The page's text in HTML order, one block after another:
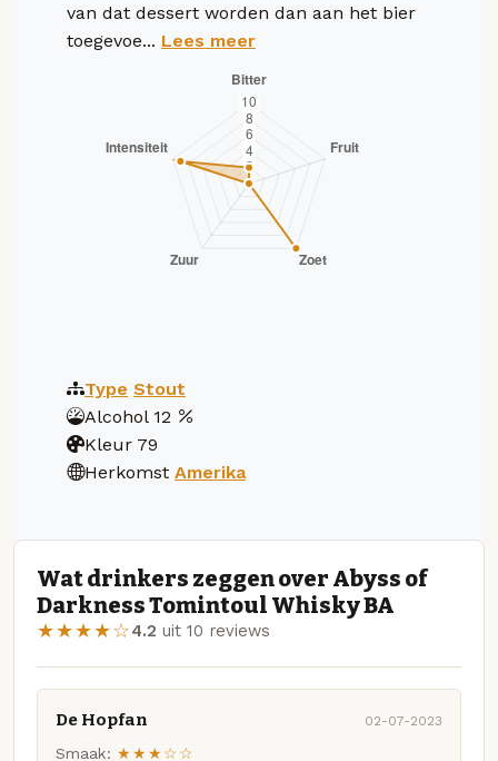
van dat dessert worden dan aan het bier
toegevoe... Lees meer
Type Stout
Alcohol 12
Kleur 79
Herkomst Amerika
Wat drinkers zeggen over Abyss of
Darkness Tomintoul Whisky BA
★★★★☆4.2 uit 10 reviews
De Hopfan 02-07-2023
Smaak: ★★★☆☆